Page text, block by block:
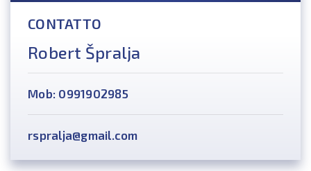
CONTATTO
Robert Špralja
Mob: 0991902985
rspralja@gmail.com